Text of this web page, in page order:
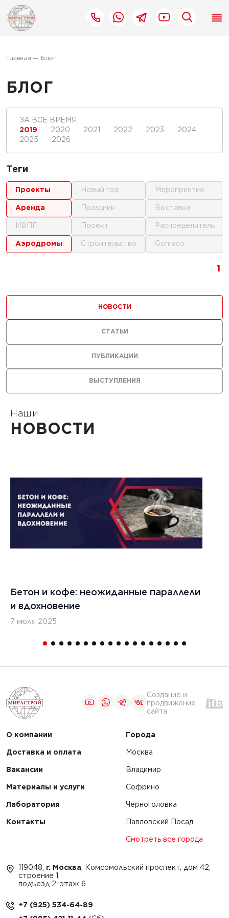
Главная Блог
БЛОГ
1
1
ВЫСТУПЛЕНИЯ
ПУБЛИКАЦИИ
НОВОСТИ
СТАТЬИ
ЗА ВСЕ ВРЕМЯ
2019
2020 2021 2022 2023
2024
2025
2026
Теги
проекты
аренда
ИВПП
аэродромы
новый год
праздник
проект
строительство
мероприятия
выставки
распределитель
gomaco
Наши
НОВОСТИ
Бетон и кофе: неожиданные параллели
и вдохновение
7 июля 2025
Создание и
продвижение
сайта
О компании
Доставка и оплата
Вакансии
Материалы и услуги
Лаборатория
Контакты
Города
Москва
Владимир
Софрино
Черноголовка
Павловский Посад
Смотреть все города
119048, г. Москва , Комсомольский проспект, дом 42,
строение 1,
подъезд 2, этаж 6
+7 (925) 534-64-89